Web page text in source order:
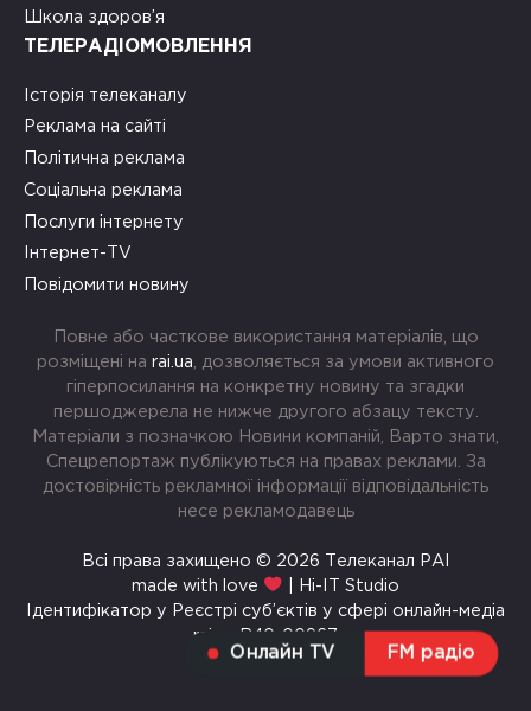
Онлайн TV FM радіо
Школа здоров’я
ТЕЛЕРАДІОМОВЛЕННЯ
Історія телеканалу
Реклама на сайті
Політична реклама
Соціальна реклама
Послуги інтернету
Інтернет-TV
Повідомити новину
Повне або часткове використання матеріалів, що
розміщені на rai.ua , дозволяється за умови активного
гіперпосилання на конкретну новину та згадки
першоджерела не нижче другого абзацу тексту.
Матеріали з позначкою Новини компаній, Варто знати,
Спецрепортаж публікуються на правах реклами. За
достовірність рекламної інформації відповідальність
несе рекламодавець
Всі права захищено © 2026 Телеканал РАІ
made with love
| Hi-IT Studio
Ідентифікатор у Реєстрі суб’єктів у сфері онлайн-медіа
rai.ua R40-00967